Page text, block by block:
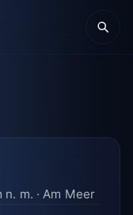
n. m. · Am Meer